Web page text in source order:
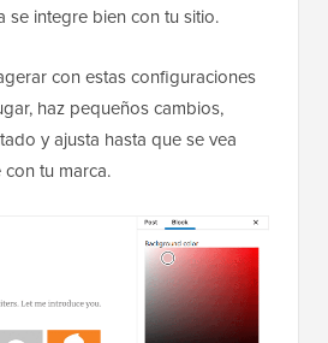
se integre bien con tu sitio.
con estas configuraciones
haz pequeños cambios,
y ajusta hasta que se vea
tu marca.